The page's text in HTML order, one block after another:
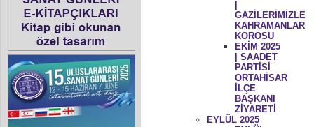
GAZİLERİMİZLE
KAHRAMANLAR
KOROSU
EKİM 2025
| SAADET
PARTİSİ
ORTAHİSAR
İLÇE
BAŞKANI
ZİYARETİ
EYLÜL 2025